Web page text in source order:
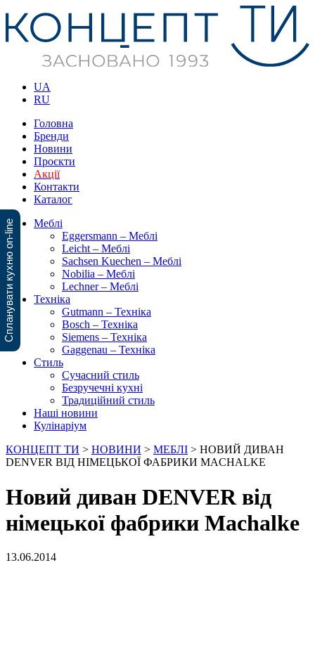
UA
RU
Головна
Бренди
Новини
Проєкти
Акції
Контакти
Каталог
Меблі
Eggersmann – Меблі
Leicht – Меблі
Sachsen Kuechen – Меблі
Nobilia – Меблі
Lechner – Меблі
Техніка
Gutmann – Техніка
Bosch – Техніка
Siemens – Техніка
Gaggenau – Техніка
Стиль
Сучасний стиль
Безручечні кухні
Традиційний стиль
Наші новини
Кулінаріум
КОНЦЕПТ ТИ > НОВИНИ > МЕБЛІ > НОВИЙ ДИВАН
DENVER ВІД НІМЕЦЬКОЇ ФАБРИКИ MACHALKE
Новий диван DENVER від
німецької фабрики Machalke
13.06.2014
Спланувати кухню on-line